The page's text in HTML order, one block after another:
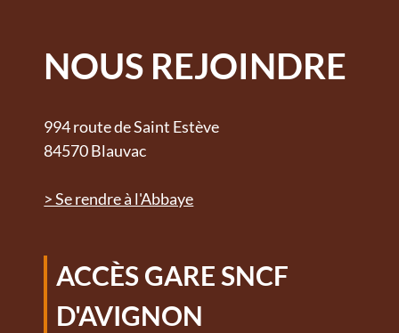
NOUS REJOINDRE
994 route de Saint Estève
84570 Blauvac
> Se rendre à l'Abbaye
ACCÈS GARE SNCF
D'AVIGNON